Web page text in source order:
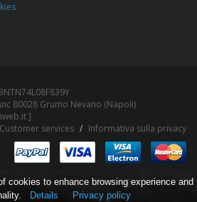
80028 Grumo Nevano (Napoli)
]
Customer services Informativa sulla privacy
cookies to enhance browsing experience and
Details Privacy policy